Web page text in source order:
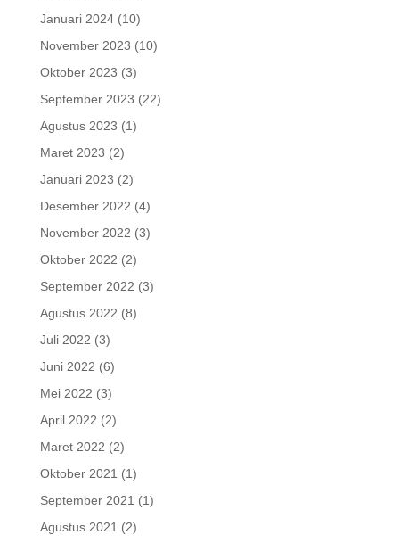
Januari 2024(10)
November 2023 (10)
Oktober 2023 (3)
September 2023 (22)
Agustus 2023 (1)
Maret 2023 (2)
Januari 2023 (2)
Desember 2022 (4)
November 2022 (3)
Oktober 2022 (2)
September 2022 (3)
Agustus 2022 (8)
Juli 2022 (3)
Juni 2022 (6)
Mei 2022 (3)
April 2022 (2)
Maret 2022 (2)
Oktober 2021 (1)
September 2021 (1)
Agustus 2021 (2)